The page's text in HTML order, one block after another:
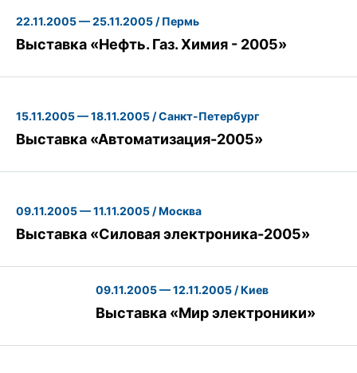
22.11.2005 — 25.11.2005 / Пермь
Выставка «Нефть. Газ. Химия - 2005»
15.11.2005 — 18.11.2005 / Санкт-Петербург
Выставка «Автоматизация-2005»
09.11.2005 — 11.11.2005 / Москва
Выставка «Силовая электроника-2005»
09.11.2005 — 12.11.2005 / Киев
Выставка «Мир электроники»